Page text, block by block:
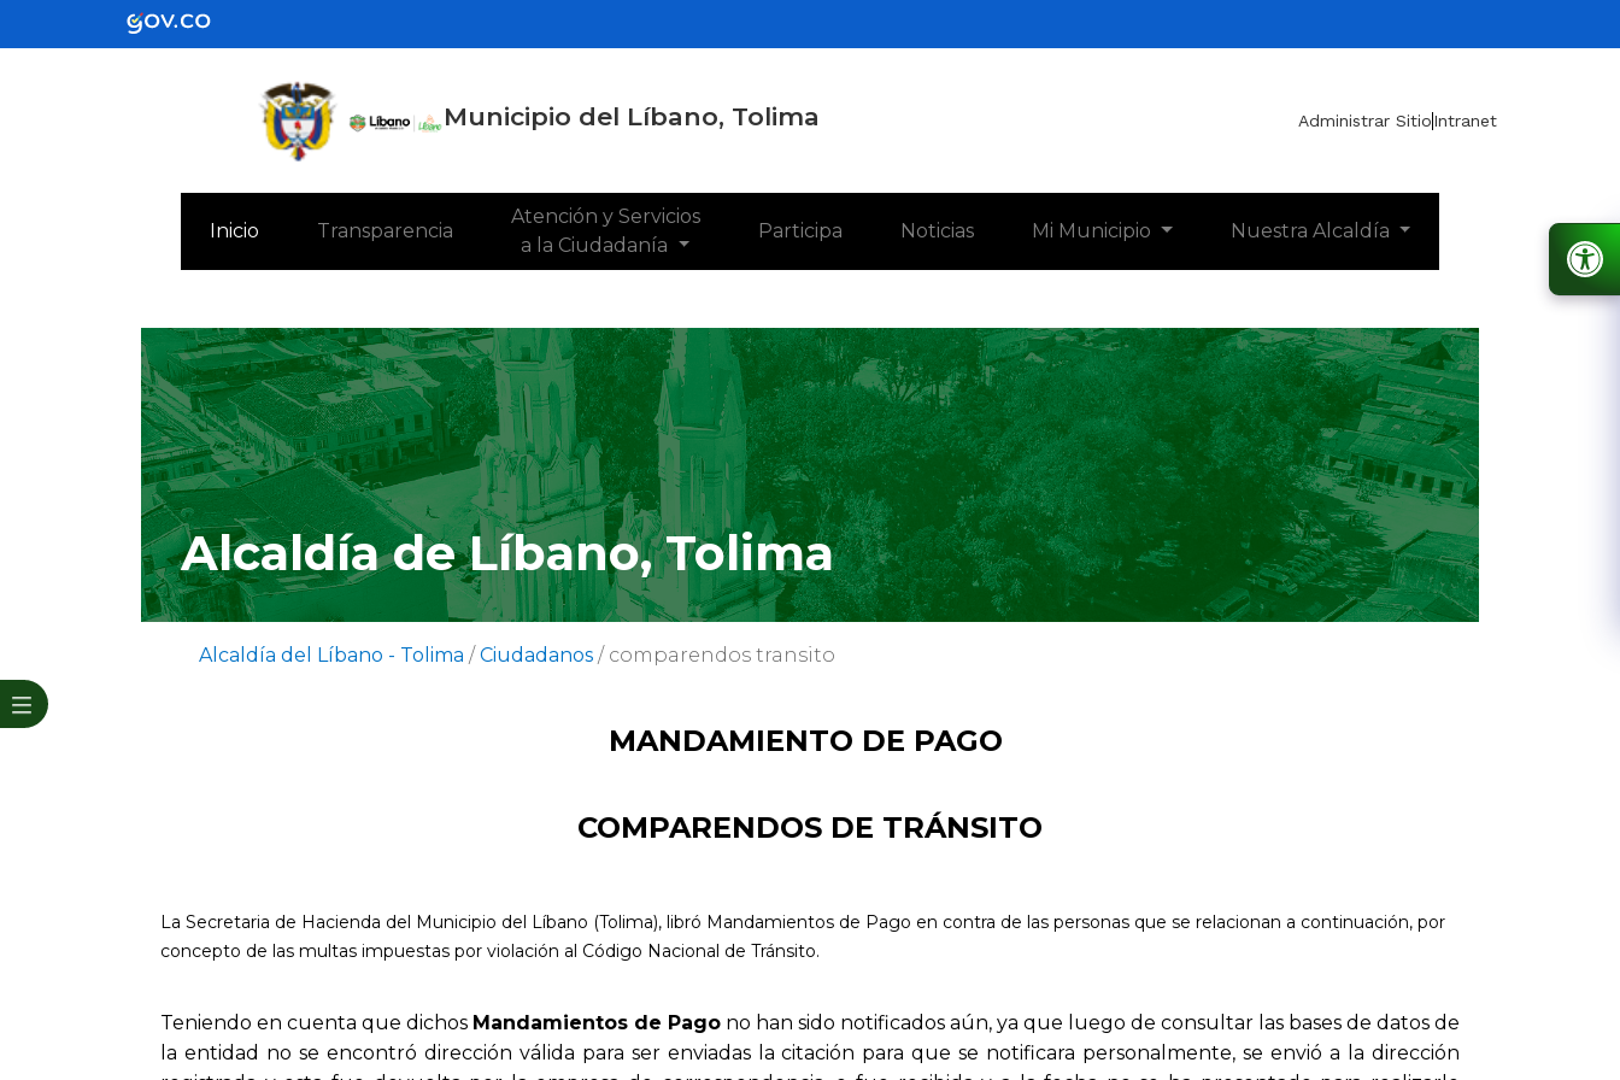
Municipio del Líbano, Tolima Administrar SitioIntranet
Inicio(current)Transparencia
Atención y Servicios
a la Ciudadanía
Participa Noticias Mi Municipio Nuestra Alcaldía
Alcaldía de Líbano, Tolima
Alcaldía del Líbano - Tolima / Ciudadanos / comparendos transito
MANDAMIENTO DE PAGO
COMPARENDOS DE TRÁNSITO
La Secretaria de Hacienda del Municipio del Líbano (Tolima), libró Mandamientos de Pago en contra de las personas que se relacionan a continuación, por
concepto de las multas impuestas por violación al Código Nacional de Tránsito.
Teniendo en cuenta que dichos Mandamientos de Pago no han sido notificados aún, ya que luego de consultar las bases de datos de
la entidad no se encontró dirección válida para ser enviadas la citación para que se notificara personalmente, se envió a la dirección